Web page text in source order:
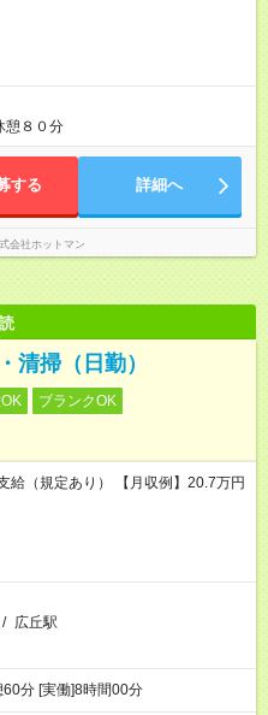
す。
憩８０分
する 詳細へ
会社ホットマン
清掃（日勤）
ブランクOK
（規定あり） 【月収例】20.7万円
/ 広丘駅
60分 [実働]8時間00分